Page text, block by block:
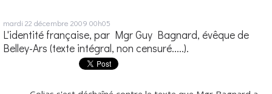
mardi 22 décembre 2009 00h05
L'identité française, par Mgr Guy Bagnard, évêque de
Belley-Ars (texte intégral, non censuré.....).